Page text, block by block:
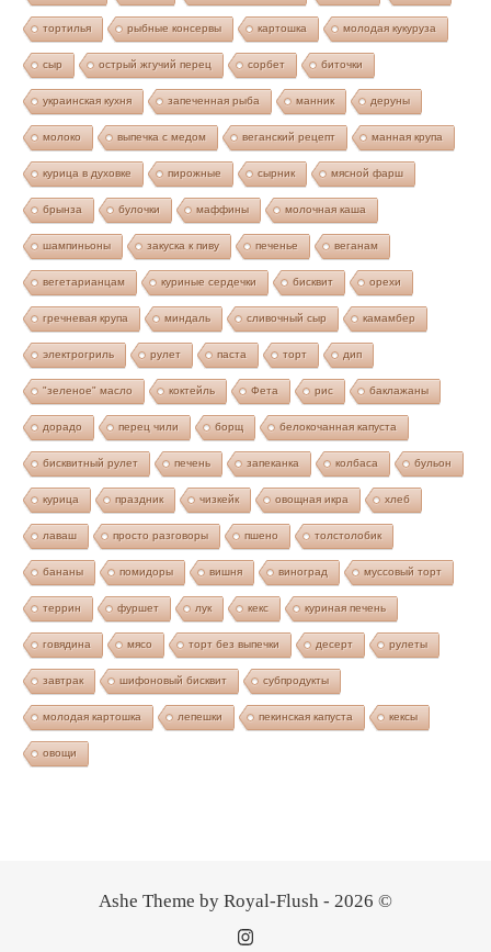
тортилья рыбные консервы картошка молодая кукуруза
сыр острый жгучий перец сорбет биточки
украинская кухня запеченная рыба манник деруны
молоко выпечка с медом веганский рецепт манная крупа
курица в духовке пирожные сырник мясной фарш
брынза булочки маффины молочная каша
шампиньоны закуска к пиву печенье веганам
вегетарианцам куриные сердечки бисквит орехи
гречневая крупа миндаль сливочный сыр камамбер
электрогриль рулет паста торт дип
"зеленое" масло коктейль Фета рис баклажаны
дорадо перец чили борщ белокочанная капуста
бисквитный рулет печень запеканка колбаса бульон
курица праздник чизкейк овощная икра хлеб
лаваш просто разговоры пшено толстолобик
бананы помидоры вишня виноград муссовый торт
террин фуршет лук кекс куриная печень
говядина мясо торт без выпечки десерт рулеты
завтрак шифоновый бисквит субпродукты
молодая картошка лепешки пекинская капуста кексы
овощи
Ashe Theme by Royal-Flush - 2026 ©